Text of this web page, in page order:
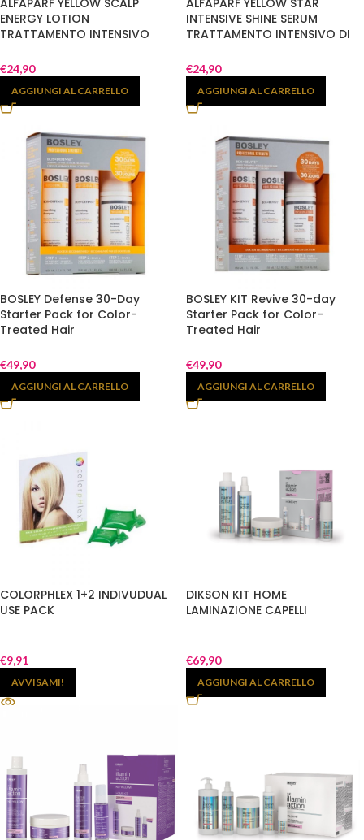
ALFAPARF YELLOW SCALP
ENERGY LOTION
TRATTAMENTO INTENSIVO
€24,90
AGGIUNGI AL CARRELLO
ALFAPARF YELLOW STAR
INTENSIVE SHINE SERUM
TRATTAMENTO INTENSIVO DI
€24,90
AGGIUNGI AL CARRELLO
BOSLEY Defense 30-Day
Starter Pack for Color-
Treated Hair
€49,90
AGGIUNGI AL CARRELLO
BOSLEY KIT Revive 30-day
Starter Pack for Color-
Treated Hair
€49,90
AGGIUNGI AL CARRELLO
COLORPHLEX 1+2 INDIVUDUAL
USE PACK
€9,91
AVVISAMI!
DIKSON KIT HOME
LAMINAZIONE CAPELLI
€69,90
AGGIUNGI AL CARRELLO